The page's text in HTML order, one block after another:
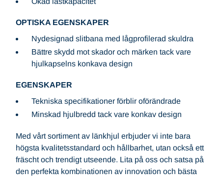
OPTISKA EGENSKAPER
Nydesignad slitbana med lågprofilerad skuldra
Bättre skydd mot skador och märken tack vare
hjulkapselns konkava design
EGENSKAPER
Tekniska specifikationer förblir oförändrade
Minskad hjulbredd tack vare konkav design
Med vårt sortiment av länkhjul erbjuder vi inte bara
högsta kvalitetsstandard och hållbarhet, utan också ett
fräscht och trendigt utseende. Lita på oss och satsa på
den perfekta kombinationen av innovation och bästa